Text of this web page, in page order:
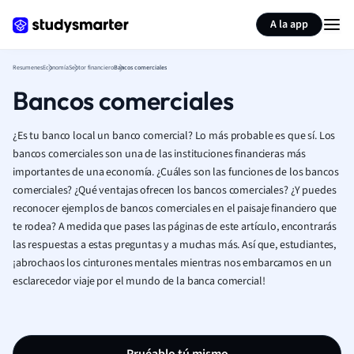
A la app
ResumenesEconomíaSector financieroBancos comerciales
Bancos comerciales
¿Es tu banco local un banco comercial? Lo más probable es que sí. Los
bancos comerciales son una de las instituciones financieras más
importantes de una economía.¿Cuáles son las funciones de los bancos
comerciales? ¿Qué ventajas ofrecen los bancos comerciales? ¿Y puedes
reconocer ejemplos de bancos comerciales en el paisaje financiero que
te rodea? A medida que pases las páginas de este artículo, encontrarás
las respuestas a estas preguntas y a muchas más. Así que, estudiantes,
¡abrochaos los cinturones mentales mientras nos embarcamos en un
esclarecedor viaje por el mundo de la banca comercial!
Resumir página